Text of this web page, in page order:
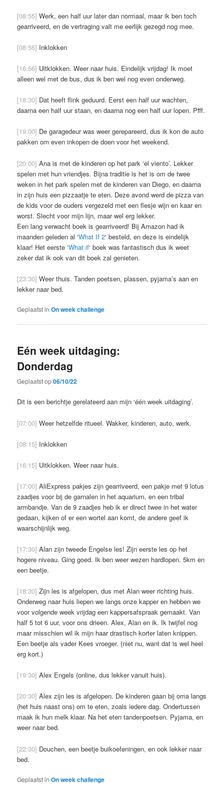
[08:55] Werk, een half uur later dan normaal, maar ik ben toch
gearriveerd, en de vertraging valt me eerlijk gezegd nog mee.
[08:56] Inklokken
[16:56] Uitklokken. Weer naar huis. Eindelijk vrijdag! Ik moet
alleen wel met de bus, dus ik ben wel nog even onderweg.
[18:30] Dat heeft flink geduurd. Eerst een half uur wachten,
daarna een half uur staan, en daarna nog een half uur lopen. Pfff.
[19:00] De garagedeur was weer gerepareerd, dus ik kon de auto
pakken om even inkopen de doen voor het weekend.
[20:00] Ana is met de kinderen op het park ‘el viento’. Lekker
spelen met hun vriendjes. Bijna traditie is het is om de twee
weken in het park spelen met de kinderen van Diego, en daarna
in zijn huis een pizzaatje te eten. Deze avond werd de pizza van
de kids voor de ouders vergezeld met een flesje wijn en kaar en
worst. Slecht voor mijn lijn, maar wel erg lekker.
Een lang verwacht boek is gearriveerd! Bij Amazon had ik
maanden geleden al ‘What If 2‘ besteld, en deze is eindelijk
klaar! Het eerste ‘What if‘ boek was fantastisch dus ik weet
zeker dat ik ook van dit boek zal genieten.
[23:30] Weer thuis. Tanden poetsen, plassen, pyjama’s aan en
lekker naar bed.
Geplaatst in On week challenge
Eén week uitdaging:
Donderdag
Geplaatst op06/10/22
Dit is een berichtje gerelateerd aan mijn ‘één week uitdaging’.
[07:00] Weer hetzelfde ritueel. Wakker, kinderen, auto, werk.
[08:15] Inklokken
[16:15] Uitklokken. Weer naar huis.
[17:00] AliExpress pakjes zijn gearriveerd, een pakje met 9 lotus
zaadjes voor bij de garnalen in het aquarium, en een tribal
armbandje. Van de 9 zaadjes heb ik er direct twee in het water
gedaan, kijken of er een wortel aan komt, de andere geef ik
waarschijnlijk weg.
[17:30] Alan zijn tweede Engelse les! Zijn eerste les op het
hogere niveau. Ging goed. Ik ben weer wezen hardlopen. 5km en
een beetje.
[18:30] Zijn les is afgelopen, dus met Alan weer richting huis.
Onderweg naar huis liepen we langs onze kapper en hebben we
voor volgende week vrijdag een kappersafspraak gemaakt. Van
half 5 tot 6 uur, voor ons drieen. Alex, Alan en ik. Ik twijfel nog
maar misschien wil ik mijn haar drastisch korter laten knippen.
Een beetje als vader Kees vroeger. (niet nu, want dat is wel heel
erg kort.)
[19:30] Alex Engels (online, dus lekker vanuit huis).
[20:30] Alex zijn les is afgelopen. De kinderen gaan bij oma langs
(het huis naast ons) om te eten, zoals iedere dag. Ondertussen
maak ik hun melk klaar. Na het eten tandenpoetsen. Pyjama, en
weer naar bed.
[22:30] Douchen, een beetje buikoefeningen, en ook lekker naar
bed.
Geplaatst in On week challenge